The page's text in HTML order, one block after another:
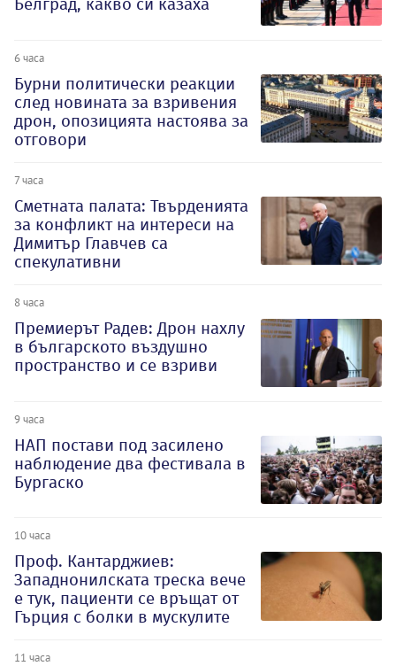
6 часа
Бурни политически реакции
след новината за взривения
дрон, опозицията настоява за
отговори
7 часа
Сметната палата: Твърденията
за конфликт на интереси на
Димитър Главчев са
спекулативни
8 часа
Премиерът Радев: Дрон нахлу
в българското въздушно
пространство и се взриви
9 часа
НАП постави под засилено
наблюдение два фестивала в
Бургаско
10 часа
Проф. Кантарджиев:
Западнонилската треска вече
е тук, пациенти се връщат от
Гърция с болки в мускулите
11 часа